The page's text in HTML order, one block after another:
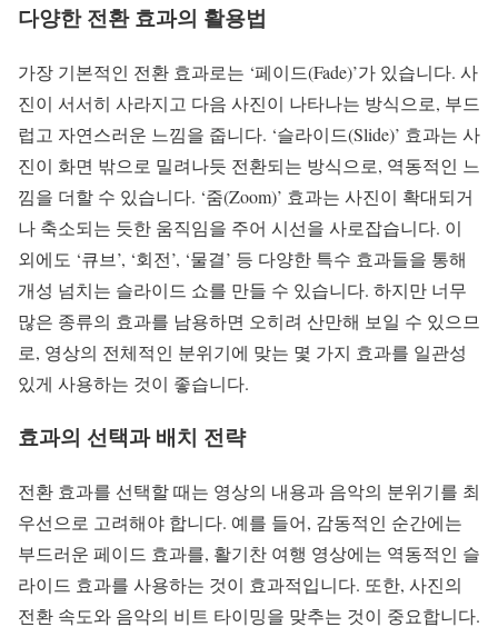
다양한 전환 효과의 활용법
가장 기본적인 전환 효과로는 ‘페이드(Fade)’가 있습니다. 사
진이 서서히 사라지고 다음 사진이 나타나는 방식으로, 부드
럽고 자연스러운 느낌을 줍니다. ‘슬라이드(Slide)’ 효과는 사
진이 화면 밖으로 밀려나듯 전환되는 방식으로, 역동적인 느
낌을 더할 수 있습니다. ‘줌(Zoom)’ 효과는 사진이 확대되거
나 축소되는 듯한 움직임을 주어 시선을 사로잡습니다. 이
외에도 ‘큐브’, ‘회전’, ‘물결’ 등 다양한 특수 효과들을 통해
개성 넘치는 슬라이드 쇼를 만들 수 있습니다. 하지만 너무
많은 종류의 효과를 남용하면 오히려 산만해 보일 수 있으므
로, 영상의 전체적인 분위기에 맞는 몇 가지 효과를 일관성
있게 사용하는 것이 좋습니다.
효과의 선택과 배치 전략
전환 효과를 선택할 때는 영상의 내용과 음악의 분위기를 최
우선으로 고려해야 합니다. 예를 들어, 감동적인 순간에는
부드러운 페이드 효과를, 활기찬 여행 영상에는 역동적인 슬
라이드 효과를 사용하는 것이 효과적입니다. 또한, 사진의
전환 속도와 음악의 비트 타이밍을 맞추는 것이 중요합니다.